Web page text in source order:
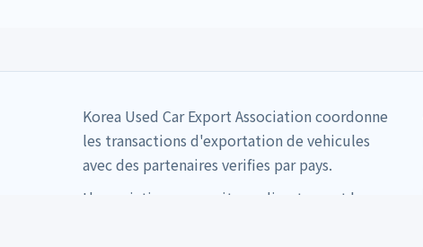
Korea Used Car Export Association coordonne
les transactions d'exportation de vehicules
avec des partenaires verifies par pays.
L'association ne recoit pas directement les